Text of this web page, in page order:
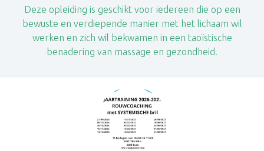
Deze opleiding is geschikt voor iedereen die op een
bewuste en verdiepende manier met het lichaam wil
werken en zich wil bekwamen in een taoïstische
benadering van massage en gezondheid.